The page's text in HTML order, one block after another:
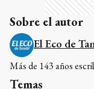
Sobre el autor
El Eco de
Más de 143 años
Temas